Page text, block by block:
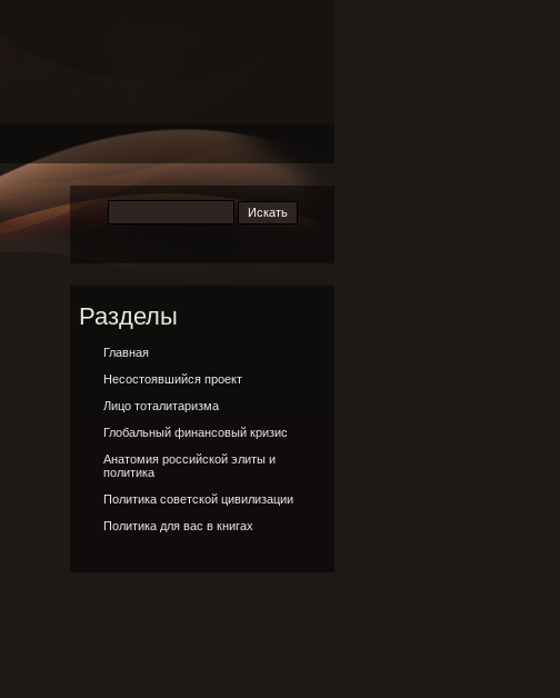
Разделы
Главная
Несостоявшийся проект
Лицо тоталитаризма
Глобальный финансовый кризис
Анатомия российской элиты и
политика
Политика советской цивилизации
Политика для вас в книгах